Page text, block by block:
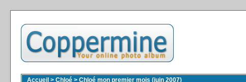
Accueil > Chloé > Chloé mon premier mois (juin 2007)